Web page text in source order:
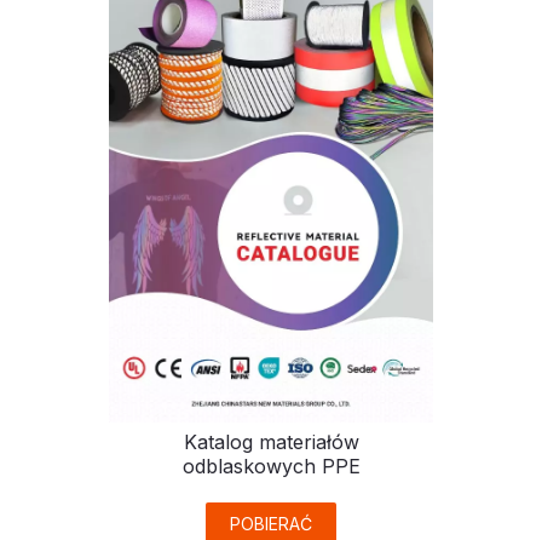
Katalog materiałów
odblaskowych PPE
POBIERAĆ